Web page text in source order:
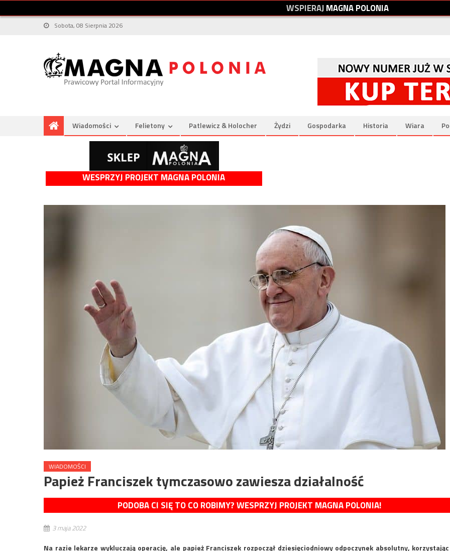
WSPIERAJMAGNAPOLONIA
Sobota, 08 Sierpnia 2026
Wiadomości Felietony Patlewicz & Holocher Żydzi Gospodarka Historia Wiara
WESPRZYJ PROJEKT MAGNA POLONIA
WIADOMOŚCI
Papież Franciszek tymczasowo zawiesza działalność
PODOBA CI SIĘ TO CO ROBIMY? WESPRZYJ PROJEKT MAGNA POLONIA!
3 maja 2022
Na razie lekarze wykluczają operację, ale papież Franciszek rozpoczął dziesięciodniowy odpoczynek absolutny,